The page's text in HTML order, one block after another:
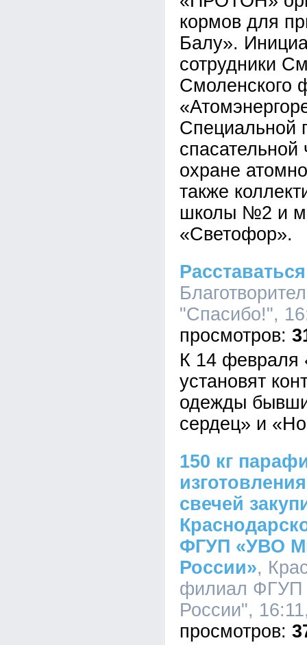
кормов для
Балу».
сотрудники
Смоленского
Специальной
охране
также
школы №2 и
«Светофор».
"Спасибо!",
К 14 февраля
установят
одежды
сердец» и
150 кг
свечей
ФГУП «УВО
России»,
филиал ФГУП
России",